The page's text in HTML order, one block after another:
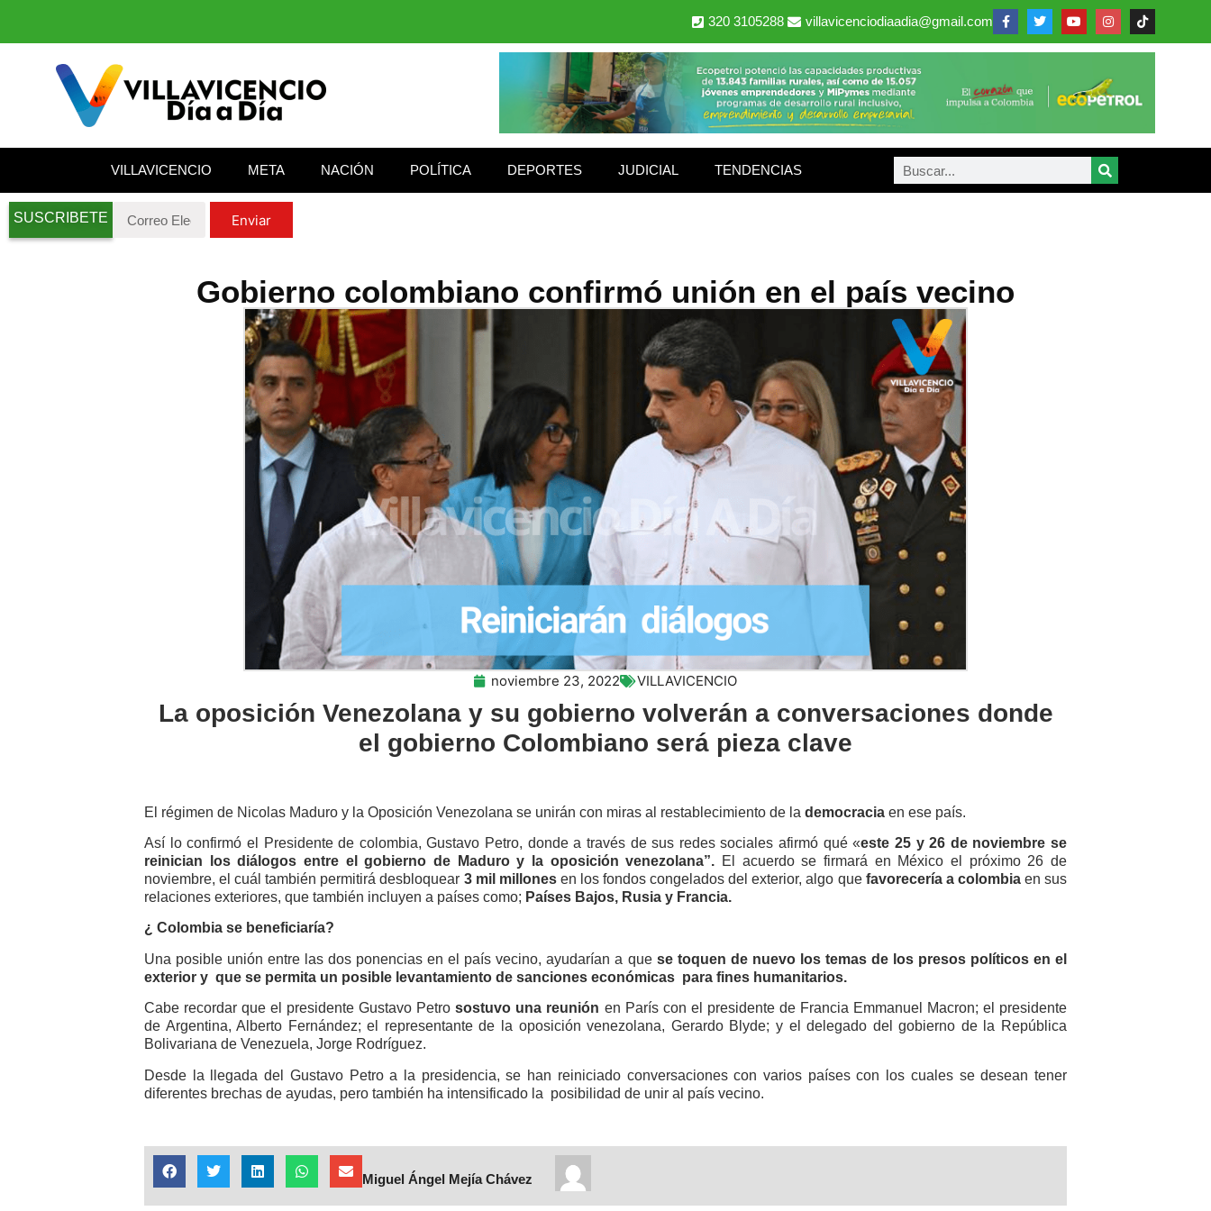
320 3105288 villavicenciodiaadia@gmail.com
VILLAVICENCIO META NACIÓN POLÍTICA DEPORTES JUDICIAL TENDENCIAS
SUSCRIBETE Enviar
Gobierno colombiano confirmó unión en el país vecino
noviembre 23, 2022 VILLAVICENCIO
La oposición Venezolana y su gobierno volverán a conversaciones donde
el gobierno Colombiano será pieza clave
El régimen de Nicolas Maduro y la Oposición Venezolana se unirán con miras al restablecimiento de la democracia en ese país.
Así lo confirmó el Presidente de colombia, Gustavo Petro, donde a través de sus redes sociales afirmó qué «este 25 y 26 de noviembre se
reinician los diálogos entre el gobierno de Maduro y la oposición venezolana”. El acuerdo se firmará en México el próximo 26 de
noviembre, el cuál también permitirá desbloquear 3 mil millonesen los fondos congelados del exterior, algo que favorecería a colombia en sus
relaciones exteriores, que también incluyen a países como; Países Bajos, Rusia y Francia.
¿ Colombia se beneficiaría?
Una posible unión entre las dos ponencias en el país vecino, ayudarían a que se toquen de nuevo los temas de los presos políticos en el
exterior y que se permita un posible levantamiento de sanciones económicas para fines humanitarios.
Cabe recordar que el presidente Gustavo Petro sostuvo una reunión en París con el presidente de Francia Emmanuel Macron; el presidente
de Argentina, Alberto Fernández; el representante de la oposición venezolana, Gerardo Blyde; y el delegado del gobierno de la República
Bolivariana de Venezuela, Jorge Rodríguez.
Desde la llegada del Gustavo Petro a la presidencia, se han reiniciado conversaciones con varios países con los cuales se desean tener
diferentes brechas de ayudas, pero también ha intensificado la posibilidad de unir al país vecino.
Miguel Ángel Mejía Chávez